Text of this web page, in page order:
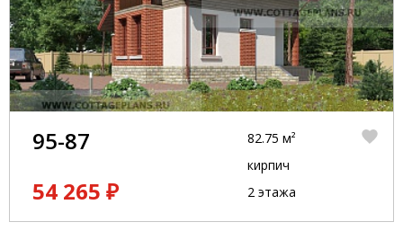
95-87
54 265 ₽
82.75 м²
кирпич
2 этажа